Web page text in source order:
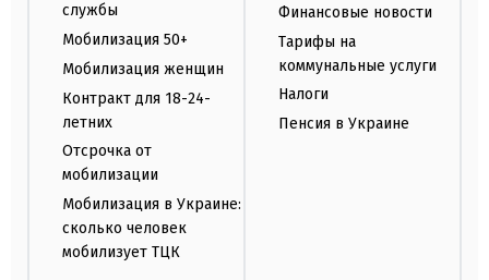
службы
Мобилизация 50+
Мобилизация женщин
Контракт для 18-24-
летних
Отсрочка от
мобилизации
Мобилизация в Украине:
сколько человек
мобилизует ТЦК
Финансовые новости
Тарифы на
коммунальные услуги
Налоги
Пенсия в Украине